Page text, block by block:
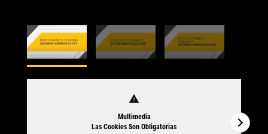
warning
Multimedia
Las Cookies Son Obligatorias